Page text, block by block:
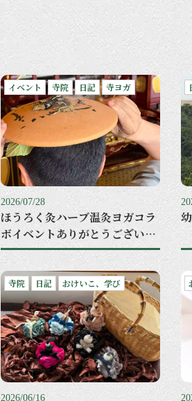
イベント 寺院 日記 寺ヨガ
2026/07/28
ほうろく灸ハーブ温灸ヨガコラ
ボイベントありがとうございま
した。
寺院 日記 おけいこ、学び
2026/06/16